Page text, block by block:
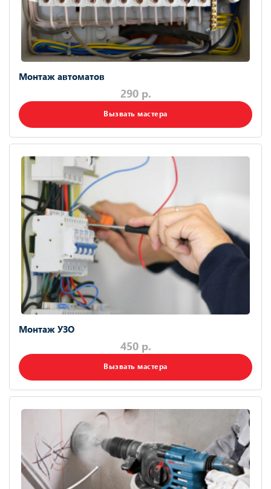
Монтаж автоматов
290 р.
Вызвать мастера
Монтаж УЗО
450 р.
Вызвать мастера